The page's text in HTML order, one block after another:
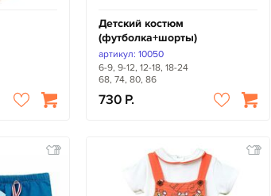
Детский костюм
(футболка+шорты)
артикул: 10050
6-9, 9-12, 12-18, 18-24
68, 74, 80, 86
730